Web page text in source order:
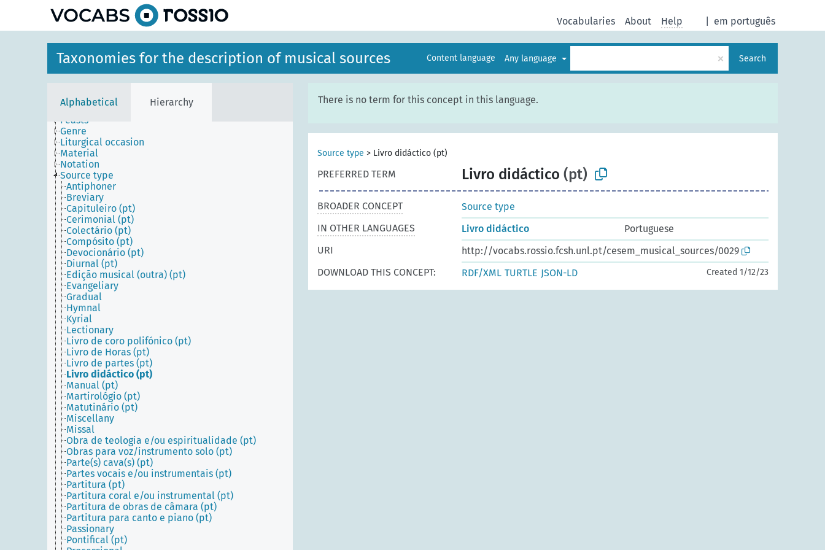
em português
Vocabularies About Help
Taxonomies for the description of musical sources Content language Any language × Search
Alphabetical Hierarchy
Century
Feasts
Genre
Liturgical occasion
Material
Notation
Source type
Antiphoner
Breviary
Capituleiro (pt)
Cerimonial (pt)
Colectário (pt)
Compósito (pt)
Devocionário (pt)
Diurnal (pt)
Edição musical (outra) (pt)
Evangeliary
Gradual
Hymnal
Kyrial
Lectionary
Livro de coro polifónico (pt)
Livro de Horas (pt)
Livro de partes (pt)
Livro didáctico (pt)
Manual (pt)
Martirológio (pt)
Matutinário (pt)
Miscellany
Missal
Obra de teologia e/ou espiritualidade (pt)
Obras para voz/instrumento solo (pt)
Parte(s) cava(s) (pt)
Partes vocais e/ou instrumentais (pt)
Partitura (pt)
Partitura coral e/ou instrumental (pt)
Partitura de obras de câmara (pt)
Partitura para canto e piano (pt)
Passionary
Pontifical (pt)
There is no term for this concept in this language.
Source type > Livro didáctico (pt)
PREFERRED TERM Livro didáctico (pt)
BROADER CONCEPT
Source type
IN OTHER LANGUAGES
Livro didáctico
Portuguese
URI
http://vocabs.rossio.fcsh.unl.pt/cesem_musical_sources/0029
DOWNLOAD THIS CONCEPT:
RDF/XML TURTLE JSON-LD Created 1/12/23